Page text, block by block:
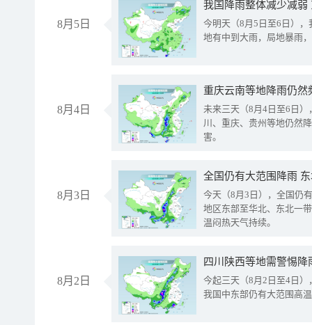
8月5日
我国降雨整体减少减弱
今明天（8月5日至6日）
地有中到大雨，局地暴雨
8月4日
重庆云南等地降雨仍然
未来三天（8月4日至6日
川、重庆、贵州等地仍然
害。
8月3日
全国仍有大范围降雨
今天（8月3日），全国仍
地区东部至华北、东北一
温闷热天气持续。
8月2日
今起三天（8月2日至4日
我国中东部仍有大范围高